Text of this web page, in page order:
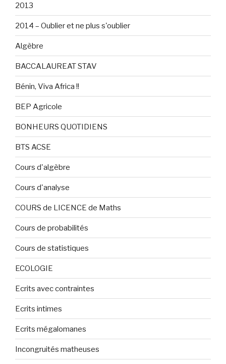
2013
2014 – Oublier et ne plus s'oublier
Algèbre
BACCALAUREAT STAV
Bénin, Viva Africa !!
BEP Agricole
BONHEURS QUOTIDIENS
BTS ACSE
Cours d'algèbre
Cours d'analyse
COURS de LICENCE de Maths
Cours de probabilités
Cours de statistiques
ECOLOGIE
Ecrits avec contraintes
Ecrits intimes
Ecrits mégalomanes
Incongruités matheuses